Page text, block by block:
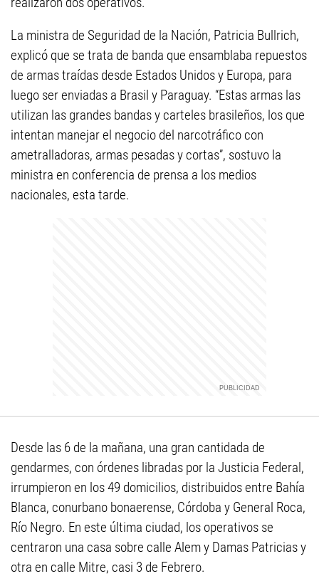
La ministra de Seguridad de la Nación, Patricia Bullrich,
explicó que se trata de banda que ensamblaba repuestos
de armas traídas desde Estados Unidos y Europa, para
luego ser enviadas a Brasil y Paraguay. “Estas armas las
utilizan las grandes bandas y carteles brasileños, los que
intentan manejar el negocio del narcotráfico con
ametralladoras, armas pesadas y cortas”, sostuvo la
ministra en conferencia de prensa a los medios
nacionales, esta tarde.
Desde las 6 de la mañana, una gran cantidada de
gendarmes, con órdenes libradas por la Justicia Federal,
irrumpieron en los 49 domicilios, distribuidos entre Bahía
Blanca, conurbano bonaerense, Córdoba y General Roca,
Río Negro. En este última ciudad, los operativos se
centraron una casa sobre calle Alem y Damas Patricias y
otra en calle Mitre, casi 3 de Febrero.